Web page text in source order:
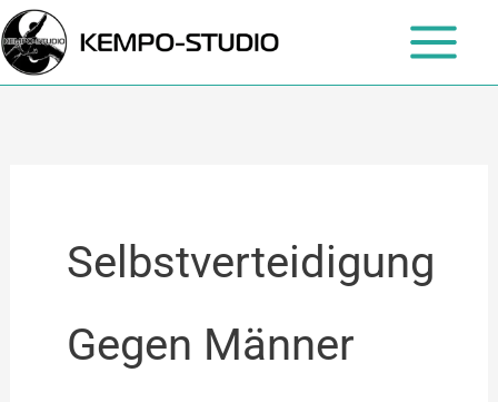
Zum
Inhalt
springen
Selbstverteidigung
Gegen Männer